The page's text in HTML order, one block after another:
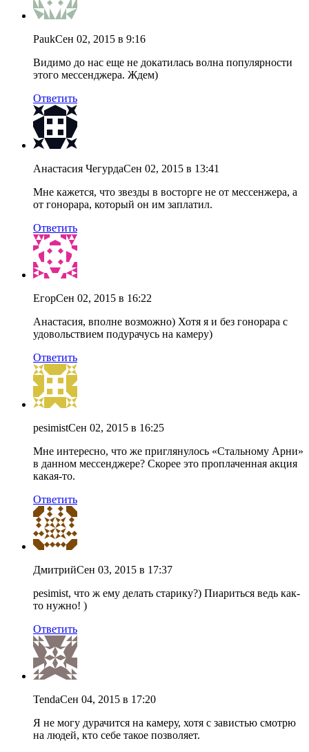
PaukСен 02, 2015 в 9:16
Видимо до нас еще не докатилась волна популярности
этого мессенджера. Ждем)
Ответить
Анастасия ЧегурдаСен 02, 2015 в 13:41
Мне кажется, что звезды в восторге не от мессенжера, а
от гонорара, который он им заплатил.
Ответить
ЕгорСен 02, 2015 в 16:22
Анастасия, вполне возможно) Хотя я и без гонорара с
удовольствием подурачусь на камеру)
Ответить
pesimistСен 02, 2015 в 16:25
Мне интересно, что же приглянулось «Стальному Арни»
в данном мессенджере? Скорее это проплаченная акция
какая-то.
Ответить
ДмитрийСен 03, 2015 в 17:37
pesimist, что ж ему делать старику?) Пиариться ведь как-
то нужно! )
Ответить
TendaСен 04, 2015 в 17:20
Я не могу дурачится на камеру, хотя с завистью смотрю
на людей, кто себе такое позволяет.